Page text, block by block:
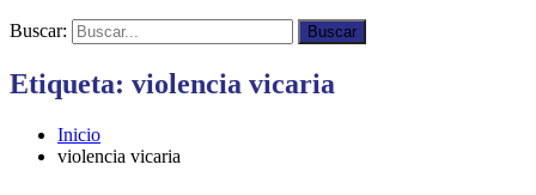
Buscar: Buscar
Etiqueta: violencia vicaria
Inicio
violencia vicaria